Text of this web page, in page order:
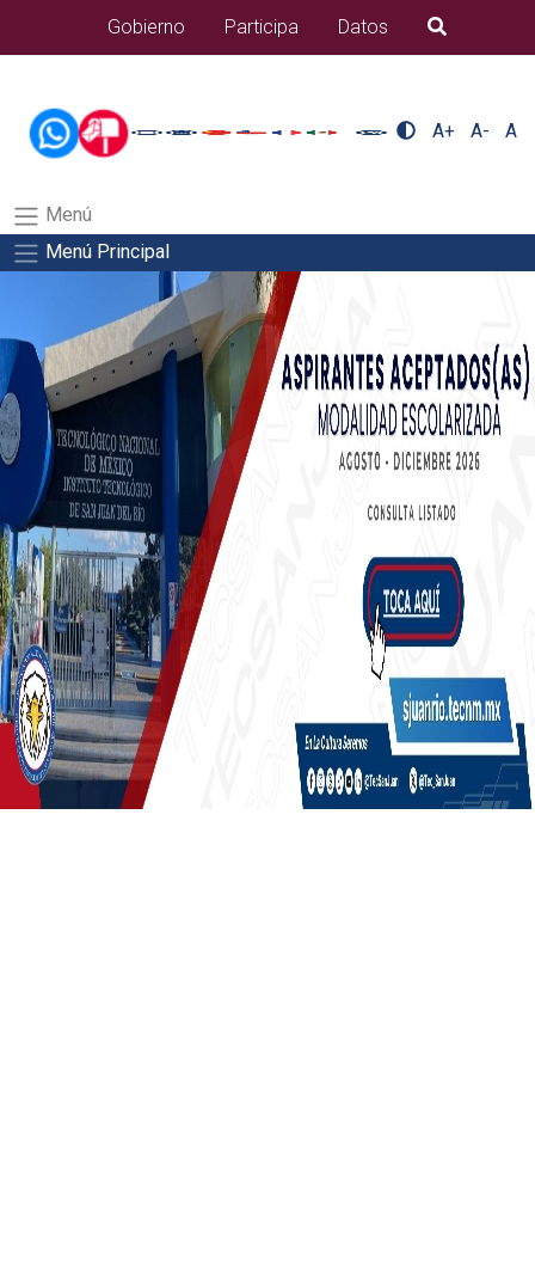
docentes/pdfSalida del comando:
Gobierno Participa Datos B�squeda
A+ A- A
Menú
Menú Principal